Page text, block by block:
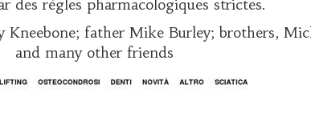
des règles pharmacologiques strictes.
father Mike Burley; brothers,
and many other friends